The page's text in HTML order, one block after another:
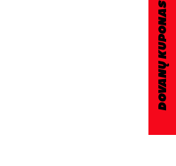
DOVANŲ KUPONAS